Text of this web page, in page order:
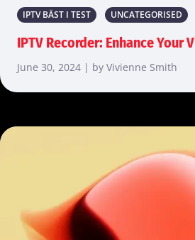
IPTV BÄST I TEST UNCATEGORISED
IPTV Recorder: Enhance Your
June 30, 2024 | by Vivienne Smith